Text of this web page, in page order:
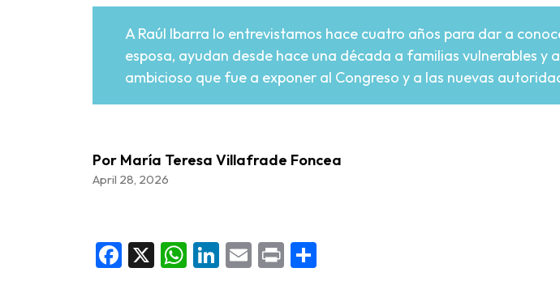
A Raúl Ibarra lo entrevistamos hace cuatro años para dar a
esposa, ayudan desde hace una década a familias vulnerables y
ambicioso que fue a exponer al Congreso y a las nuevas
Por María Teresa Villafrade Foncea
April 28, 2026
Facebook
X WhatsApp
LinkedIn
Email
Print